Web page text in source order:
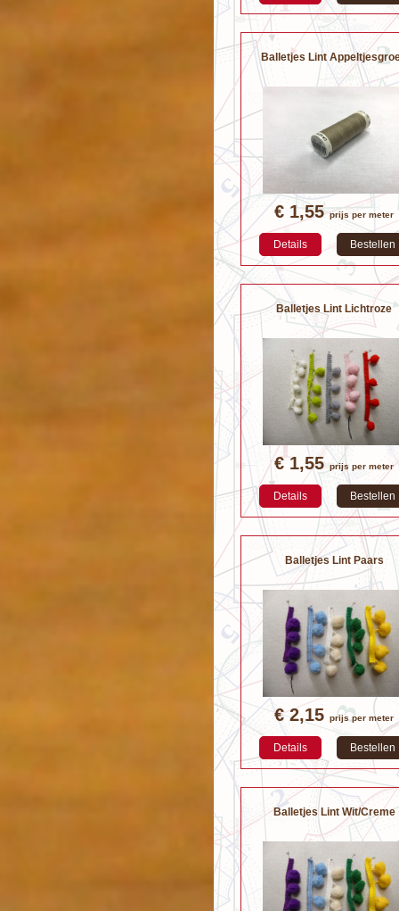
Balletjes Lint
€ 1,55prijs per meter
Details Bestellen
Balletjes Lint Lichtroze
€ 1,55 prijs per meter
Details Bestellen
Balletjes Lint Paars
€ 2,15 prijs per meter
Details Bestellen
Balletjes Lint Wit/Creme